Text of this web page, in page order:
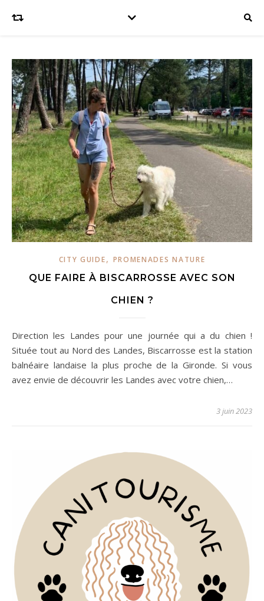
CITY GUIDE, PROMENADES NATURE
QUE FAIRE À BISCARROSSE AVEC SON
CHIEN ?
Direction les Landes pour une journée qui a du chien !
Située tout au Nord des Landes, Biscarrosse est la station
balnéaire landaise la plus proche de la Gironde. Si vous
avez envie de découvrir les Landes avec votre chien,…
3 juin 2023